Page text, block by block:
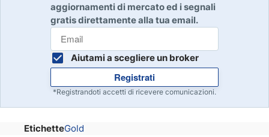
aggiornamenti di mercato ed i segnali
gratis direttamente alla tua email.
Aiutami a scegliere un broker
Registrati
*Registrandoti accetti di ricevere comunicazioni.
EtichetteGold